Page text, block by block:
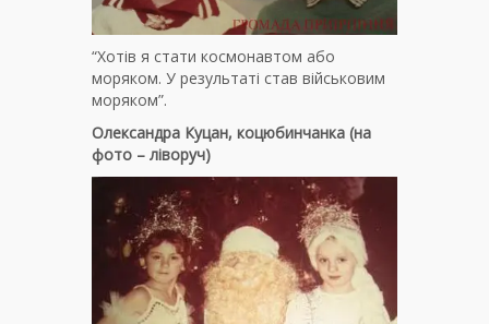
“Хотів я стати космонавтом або
моряком. У результаті став військовим
моряком”.
Олександра Куцан, коцюбинчанка (на
фото – ліворуч)